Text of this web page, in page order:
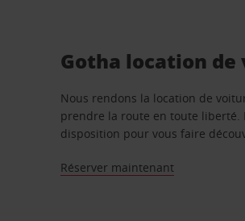
Gotha location
Nous rendons la location de
prendre la route en toute liberté.
disposition pour vous faire
Réserver maintenant